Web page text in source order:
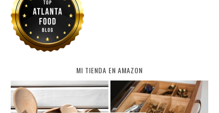
MI TIENDA EN AMAZON